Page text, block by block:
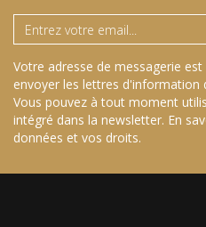
Votre adresse de messagerie
envoyer les lettres d'information
Vous pouvez à tout moment
intégré dans la newsletter. En
données et vos droits.